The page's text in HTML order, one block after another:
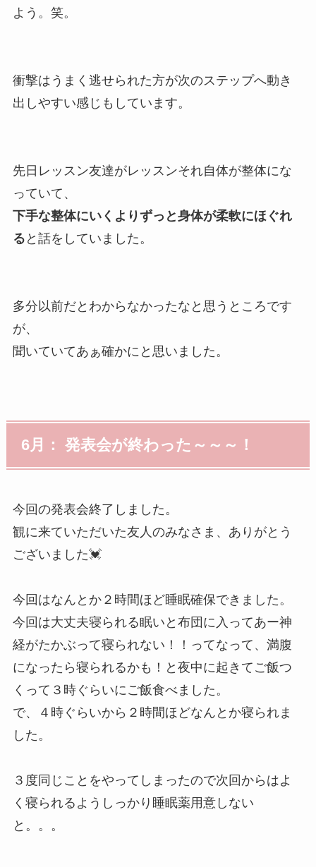
よう。笑。
衝撃はうまく逃せられた方が次のステップへ動き
出しやすい感じもしています。
先日レッスン友達がレッスンそれ自体が整体にな
っていて、
下手な整体にいくよりずっと身体が柔軟にほぐれ
る と話をしていました。
多分以前だとわからなかったなと思うところです
が、
聞いていてあぁ確かにと思いました。
6月： 発表会が終わった～～～！
今回の発表会終了しました。
観に来ていただいた友人のみなさま、ありがとう
ございました💓
今回はなんとか２時間ほど睡眠確保できました。
今回は大丈夫寝られる眠いと布団に入ってあー神
経がたかぶって寝られない！！ってなって、満腹
になったら寝られるかも！と夜中に起きてご飯つ
くって３時ぐらいにご飯食べました。
で、４時ぐらいから２時間ほどなんとか寝られま
した。
３度同じことをやってしまったので次回からはよ
く寝られるようしっかり睡眠薬用意しない
と。。。